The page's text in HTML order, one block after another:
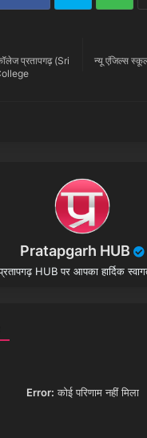
tter ats
न्यू एंजिल्स
प्रतापगढ़ (Sri
Pratapgarh HUB
HUB पर आपका हार्दिक
Error: कोई परिणाम नहीं मिला